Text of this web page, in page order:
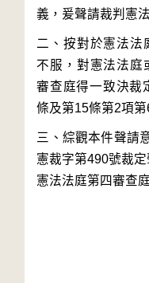
二、按對於憲法法
不服，對憲法法庭
審查庭得一致決裁
三、綜觀本件聲請
憲裁字第490號裁
憲法法庭第四審查